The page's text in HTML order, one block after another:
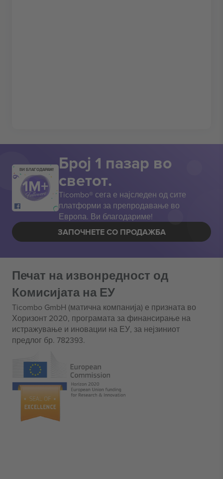
ВИ БЛАГОДАРАМ! Број 1 пазар во
светот.
Ticombo® сега е најследен од сите
платформи за препродавање во
Европа. Ви благодариме!
ЗАПОЧНЕТЕ СО ПРОДАЖБА
Печат на извонредност од
Комисијата на ЕУ
Ticombo GmbH (матична компанија) е призната во
Хоризонт 2020, програмата за финансирање на
истражување и иновации на ЕУ, за нејзиниот
предлог бр. 782393.